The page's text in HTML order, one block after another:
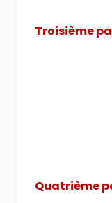
Troisième
Quatrième